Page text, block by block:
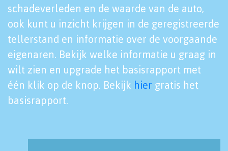
schadeverleden en de waarde van de auto,
ook kunt u inzicht krijgen in de geregistreerde
tellerstand en informatie over de voorgaande
eigenaren. Bekijk welke informatie u graag in
wilt zien en upgrade het basisrapport met
één klik op de knop. Bekijk hier gratis het
basisrapport.